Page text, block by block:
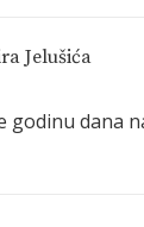
Jelušića
godinu dana